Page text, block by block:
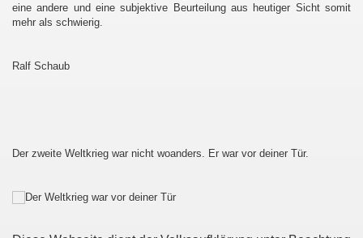
eine andere und eine subjektive Beurteilung aus heutiger Sicht somit
mehr als schwierig.
Ralf Schaub
Der zweite Weltkrieg war nicht woanders. Er war vor deiner Tür.